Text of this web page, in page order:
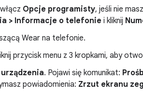
Opcje programisty, jeśli nie
> Informacje o telefonie i kliknij
Wear na telefonie.
przycisk menu z 3 kropkami, aby
. Pojawi się komunikat:
powiadomienia: Zrzut ekranu